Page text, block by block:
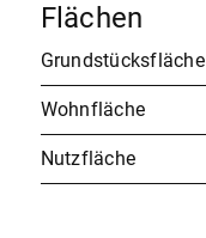
Flächen
Grundstücksfläche
Wohnfläche
Nutzfläche